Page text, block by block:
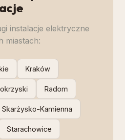
instalacje elektryczne
miastach:
Kraków
Radom
Skarżysko-Kamienna
Starachowice